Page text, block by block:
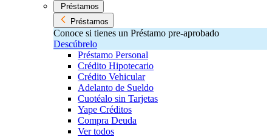
Préstamos
Préstamos
Conoce si tienes un Préstamo pre-aprobado
Descúbrelo
Préstamo Personal
Crédito Hipotecario
Crédito Vehicular
Adelanto de Sueldo
Cuotéalo sin Tarjetas
Yape Créditos
Compra Deuda
Ver todos